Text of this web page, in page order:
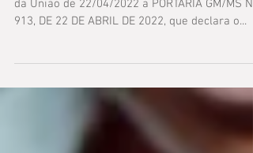
Pública. Entenda o que muda
da União de 22/04/2022 a PORTARIA GM/MS Nº